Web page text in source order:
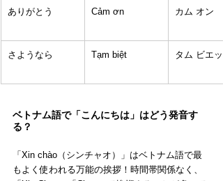
ありがとう Cảm ơn カム オン
さようなら Tạm biệt タム ビエッ
ベトナム語で「こんにちは」はどう発音す
る？
「Xin chào（シンチャオ）」はベトナム語で最
もよく使われる万能の挨拶！時間帯関係なく、